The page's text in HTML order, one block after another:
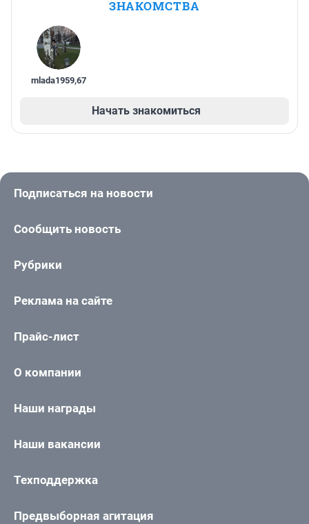
ЗНАКОМСТВА
mlada1959,67
Начать знакомиться
Подписаться на новости
Сообщить новость
Рубрики
Реклама на сайте
Прайс-лист
О компании
Наши награды
Наши вакансии
Техподдержка
Предвыборная агитация